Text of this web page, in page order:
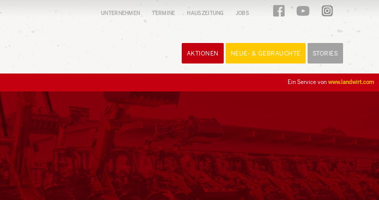
UNTERNEHMEN TERMINE HAUSZEITUNG JOBS
AKTIONEN NEUE- & GEBRAUCHTE STORIES
Ein Service von www.landwirt.com